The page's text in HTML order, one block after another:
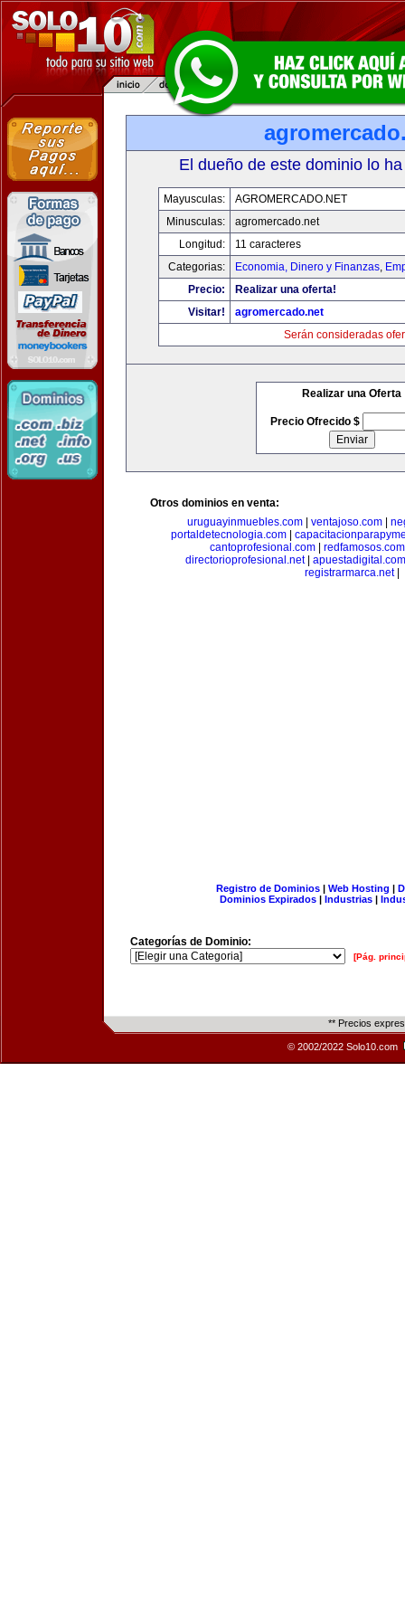
El dueño de este dominio lo
Mayusculas:
AGROMERCADO.NET
Minusculas:
agromercado.net
Longitud:
11 caracteres
Categorias:
Economia, Dinero y Finanzas,
Precio:
Realizar una oferta!
Visitar!
agromercado.net
Serán consideradas
Realizar una Oferta
Precio Ofrecido $
Otros dominios en venta:
uruguayinmuebles.com| ventajoso.com|
portaldetecnologia.com|
cantoprofesional.com
redfamosos.com
directorioprofesional.net| apuestadigital.com
registrarmarca.net|
Registro de Dominios| Web Hosting |
Dominios Expirados | Industrias |
Categorías de Dominio:
[Pág.
** Precios
© 2002/2022 Solo10.com